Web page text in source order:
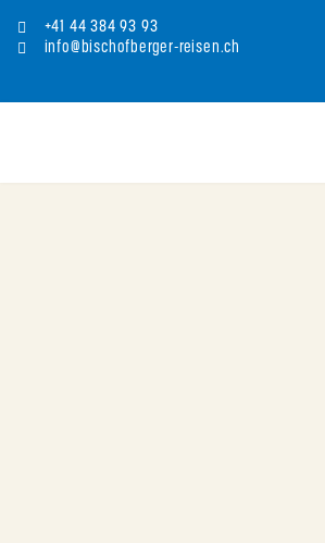
+41 44 384 93 93
info@bischofberger-reisen.ch